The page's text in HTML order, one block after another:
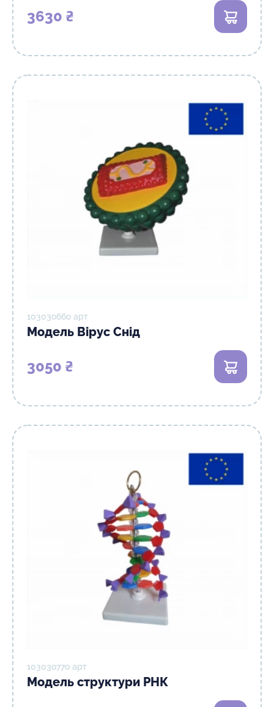
3630 ₴
10303о66о арт
Модель Вірус Снід
3050 ₴
10303о77о арт
Модель структури РНК